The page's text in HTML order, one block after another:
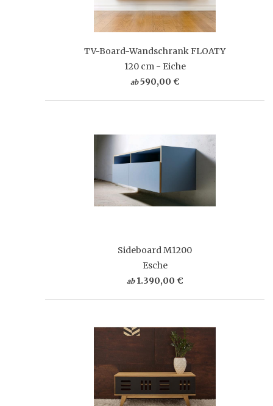
TV-Board-Wandschrank FLOATY
120 cm - Eiche
ab 590,00 €
Sideboard M1200
Esche
ab 1.390,00 €